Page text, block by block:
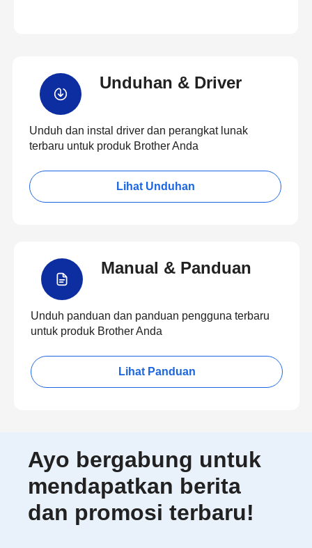
Unduhan & Driver
Unduh dan instal driver dan perangkat lunak
terbaru untuk produk Brother Anda
Lihat Unduhan
Manual & Panduan
Unduh panduan dan panduan pengguna terbaru
untuk produk Brother Anda
Lihat Panduan
Ayo bergabung untuk
mendapatkan berita
dan promosi terbaru!